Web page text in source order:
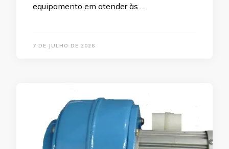
equipamento em atender às …
7 DE JULHO DE 2026